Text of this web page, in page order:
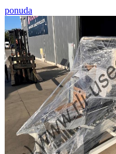
ponuda